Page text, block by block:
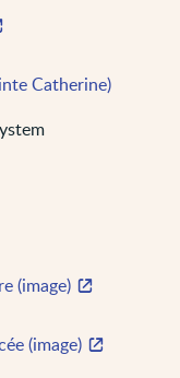
Catherine)
(image)
(image)